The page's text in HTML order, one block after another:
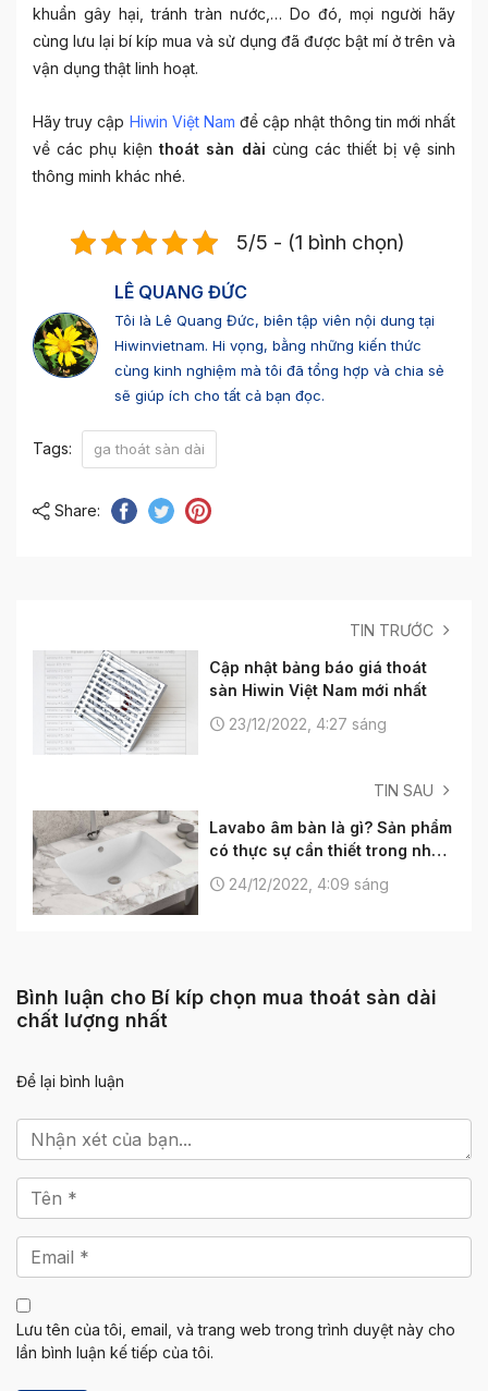
khuẩn gây hại, tránh tràn nước,… Do đó, mọi người hãy
cùng lưu lại bí kíp mua và sử dụng đã được bật mí ở trên và
vận dụng thật linh hoạt.
Hãy truy cập Hiwin Việt Nam để cập nhật thông tin mới nhất
về các phụ kiệnthoát sàn dài cùng các thiết bị vệ sinh
thông minh khác nhé.
5/5 - (1 bình chọn)
LÊ QUANG ĐỨC
Tôi là Lê Quang Đức, biên tập viên nội dung tại
Hiwinvietnam. Hi vọng, bằng những kiến thức
cùng kinh nghiệm mà tôi đã tổng hợp và chia sẻ
sẽ giúp ích cho tất cả bạn đọc.
Tags: ga thoát sàn dài
Share:
TIN TRƯỚC
Cập nhật bảng báo giá thoát
sàn Hiwin Việt Nam mới nhất
23/12/2022, 4:27 sáng
TIN SAU
Lavabo âm bàn là gì? Sản phẩm
có thực sự cần thiết trong nhà
tắm?
24/12/2022, 4:09 sáng
Bình luận cho Bí kíp chọn mua thoát sàn dài
chất lượng nhất
Để lại bình luận
Lưu tên của tôi, email, và trang web trong trình duyệt này cho
lần bình luận kế tiếp của tôi.